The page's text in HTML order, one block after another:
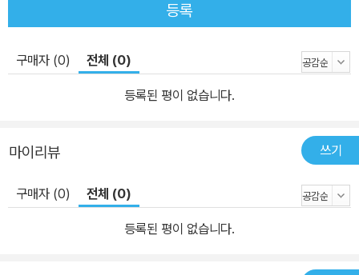
등록
구매자 (0) 전체 (0)
등록된 평이 없습니다.
마이리뷰 쓰기
구매자 (0) 전체 (0)
등록된 평이 없습니다.